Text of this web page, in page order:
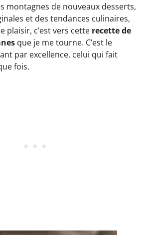
montagnes de nouveaux desserts,
et des tendances culinaires,
plaisir, c’est vers cette recette de
que je me tourne. C’est le
par excellence, celui qui fait
fois.